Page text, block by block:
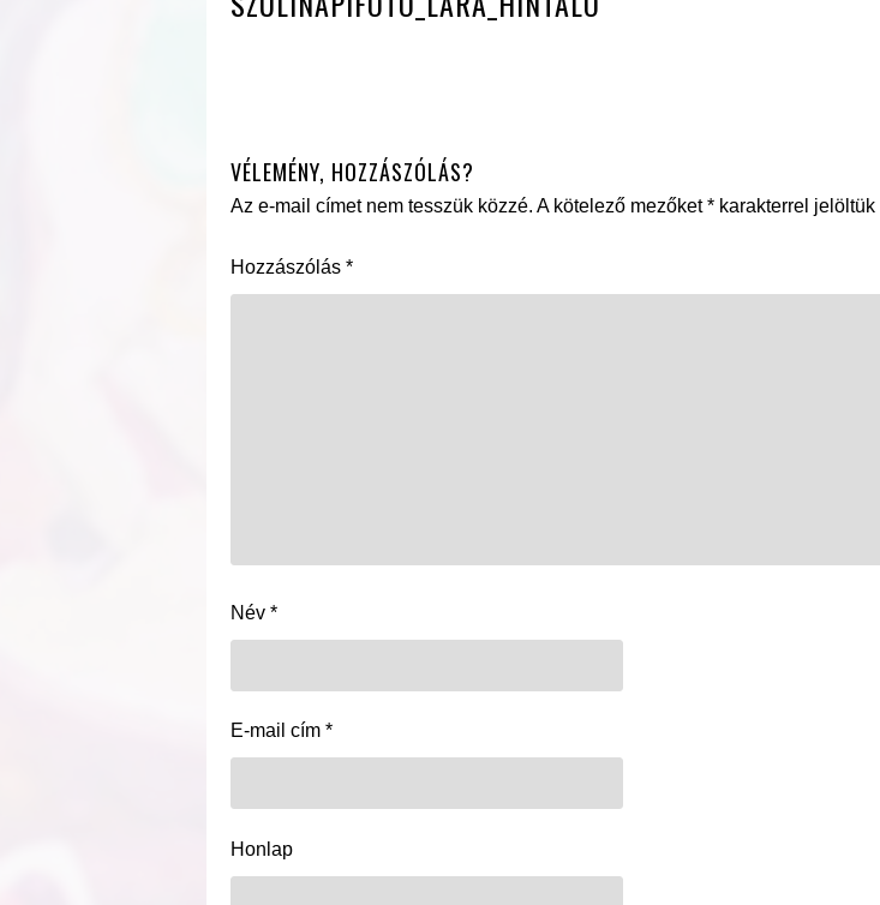
VÉLEMÉNY, HOZZÁSZÓLÁS?
Az e-mail címet nem tesszük közzé. A kötelező mezőket* karakterrel jelöltük
Hozzászólás *
Név *
E-mail cím *
Honlap